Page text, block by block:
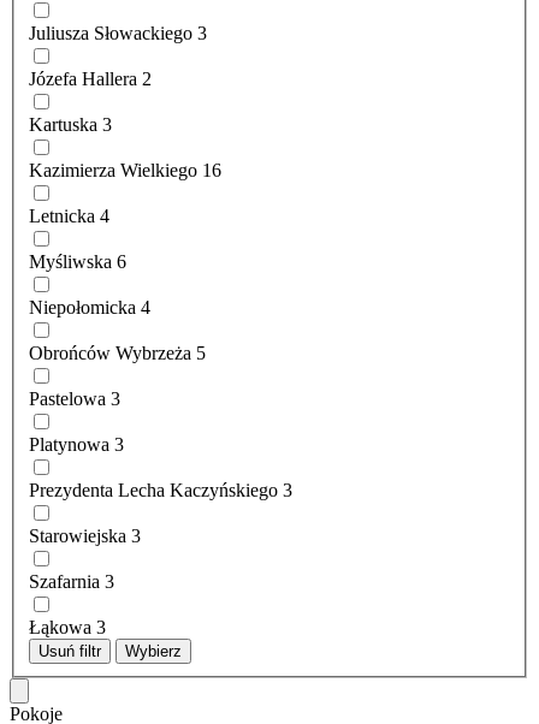
Juliusza Słowackiego 3
Józefa Hallera 2
Kartuska 3
Kazimierza Wielkiego 16
Letnicka 4
Myśliwska 6
Niepołomicka 4
Obrońców Wybrzeża 5
Pastelowa 3
Platynowa 3
Prezydenta Lecha Kaczyńskiego 3
Starowiejska 3
Szafarnia 3
Łąkowa 3
Usuń filtr Wybierz
Pokoje